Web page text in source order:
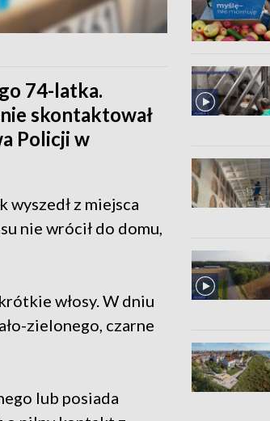
74-latka.
skontaktował
Policji w
z miejsca
nie wrócił do domu,
włosy. W dniu
zielonego, czarne
lub posiada